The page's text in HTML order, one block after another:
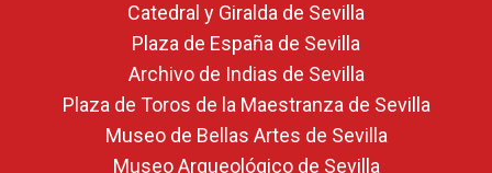
Catedral y Giralda de Sevilla
Plaza de España de Sevilla
Archivo de Indias de Sevilla
Plaza de Toros de la Maestranza de Sevilla
Museo de Bellas Artes de Sevilla
Museo Arqueológico de Sevilla